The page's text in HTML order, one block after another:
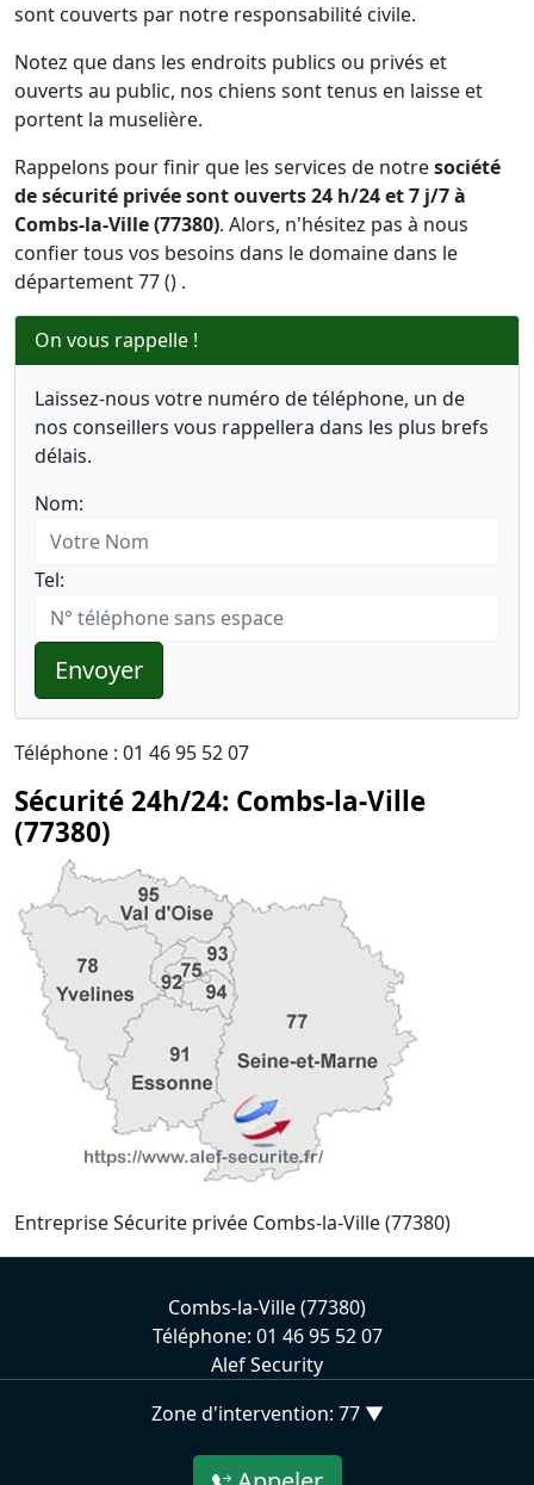
sont couverts par notre responsabilité civile.
Notez que dans les endroits publics ou privés et
ouverts au public, nos chiens sont tenus en laisse et
portent la muselière.
Rappelons pour finir que les services de notresociété
de sécurité privée sont ouverts 24 h/24 et 7 j/7 à
Combs-la-Ville (77380). Alors, n'hésitez pas à nous
confier tous vos besoins dans le domaine dans le
département 77 () .
On vous rappelle !
Laissez-nous votre numéro de téléphone, un de
nos conseillers vous rappellera dans les plus brefs
délais.
Nom:
Tel:
Envoyer
Téléphone : 01 46 95 52 07
Sécurité 24h/24: Combs-la-Ville
(77380)
Entreprise Sécurite privée Combs-la-Ville (77380)
Combs-la-Ville (77380)
Téléphone: 01 46 95 52 07
Alef Security
Zone d'intervention: 77 ▼